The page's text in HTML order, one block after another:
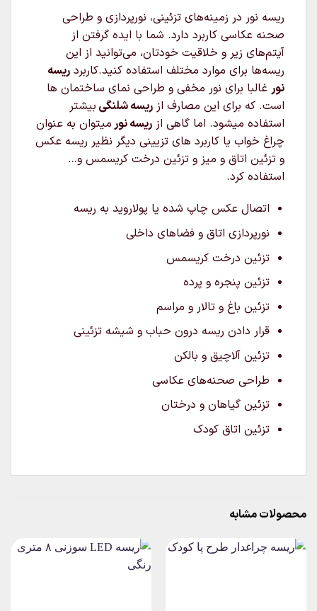
ریسه نور در زمینه‌های تزئینی، نورپردازی و طراحی
صحنه عکاسی کاربرد دارد. شما با ایده گرفتن از
آیتم‌های زیر و خلاقیت خودتان، می‌توانید از این
ریسه‌ها برای موارد مختلف استفاده کنید.کاربرد ریسه
نور غالبا برای نور مخفی و طراحی نمای ساختمان ها
است. که برای این مصارف از ریسه شلنگی بیشتر
استفاده میشود. اما گاهی از ریسه نور میتوان به عنوان
چراغ خواب یا کاربرد های تزیینی دیگر نظیر ریسه عکس
و تزئین اتاق و میز و تزئین درخت کریسمس و…
استفاده کرد.
اتصال عکس چاپ شده یا پولاروید به ریسه
نورپردازی اتاق و فضاهای داخلی
تزئین درخت کریسمس
تزئین پنجره و پرده
تزئین باغ و تالار و مراسم
قرار دادن ریسه درون حباب و شیشه تزئینی
تزئین آلاچیق و بالکن
طراحی صحنه‌های عکاسی
تزئین گیاهان و درختان
تزئین اتاق کودک
محصولات مشابه